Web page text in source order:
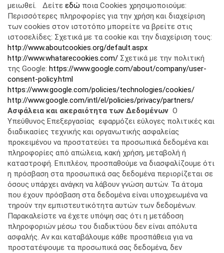
μειωθεί. Δείτε εδώ ποια Cookies χρησιμοποιούμε:
Περισσότερες πληροφορίες για την χρήση και διαχείριση
των cookies στον ιστοτόπο μπορείτε να βρείτε στις
ιστοσελίδες: Σχετικά με τα cookie και την διαχείριση τους:
http://www.aboutcookies.org/default.aspx
http://www.whatarecookies.com/ Σχετικά με την πολιτική
της Google: https://www.google.com/about/company/user-
consent-policy.html
https://www.google.com/policies/technologies/cookies/
http://www.google.com/intl/el/policies/privacy/partners/
Ασφάλεια και ακεραιότητα των Δεδομένων Ο
Υπεύθυνος Επεξεργασίας εφαρμόζει εύλογες πολιτικές και
διαδικασίες τεχνικής και οργανωτικής ασφαλείας
προκειμένου να προστατεύει τα προσωπικά δεδομένα και
πληροφορίες από απώλεια, κακή χρήση, μεταβολή ή
καταστροφή. Επιπλέον, προσπαθούμε να διασφαλίζουμε ότι
η πρόσβαση στα προσωπικά σας δεδομένα περιορίζεται σε
όσους υπάρχει ανάγκη να λάβουν γνώση αυτών. Τα άτομα
που έχουν πρόσβαση στα δεδομένα είναι υποχρεωμένα να
τηρούν την εμπιστευτικότητα αυτών των δεδομένων.
Παρακαλείστε να έχετε υπόψη σας ότι η μετάδοση
πληροφοριών μέσω του διαδικτύου δεν είναι απόλυτα
ασφαλής. Αν και καταβάλουμε κάθε προσπάθεια για να
προστατέψουμε τα προσωπικά σας δεδομένα, δεν